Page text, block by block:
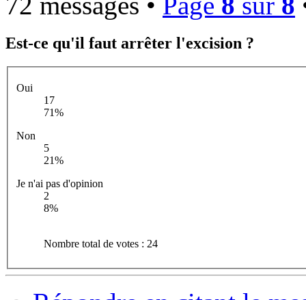
Est-ce qu'il faut arrêter l'excision ?
Oui
17
71%
Non
5
21%
Je n'ai pas d'opinion
2
8%
Nombre total de votes : 24